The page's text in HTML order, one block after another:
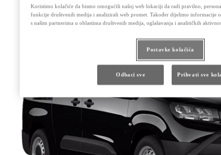
Koristimo kolačiće da bismo omogućili našoj web lokaciji da radi pravilno,
funkcije društvenih medija i analizirali web promet. Također dijelimo informacije
s našim partnerima u oblastima društvenih medija, oglašavanja i analitičkih
Postavke kolačića
Odbaci sve Prihvati sve